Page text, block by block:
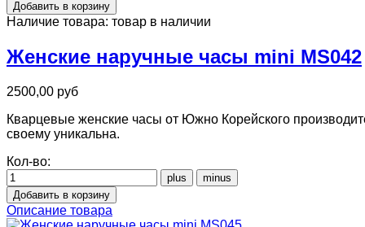
Наличие товара: товар в наличии
Женские наручные часы mini MS042
2500,00 руб
Кварцевые женские часы от Южно Корейского
своему уникальна.
Кол-во:
Описание товара